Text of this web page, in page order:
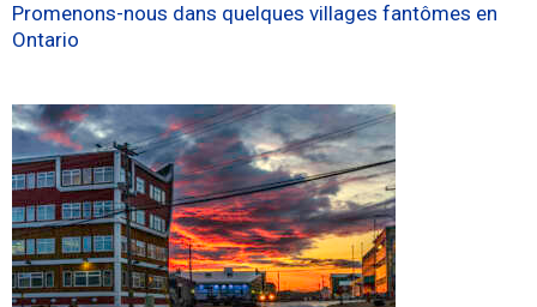
Promenons-nous dans quelques villages fantômes en
Ontario